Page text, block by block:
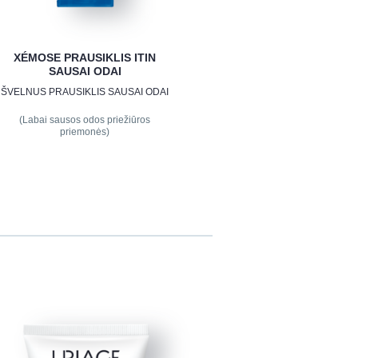
XÉMOSE PRAUSIKLIS ITIN
SAUSAI ODAI
ŠVELNUS PRAUSIKLIS SAUSAI ODAI
(Labai sausos odos priežiūros
priemonės)